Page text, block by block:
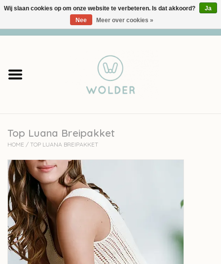
Garens
Accessoires
workshops
Cadeaubon
Solden
Over wolder
Top Luana Breipakket
HOME / TOP LUANA BREIPAKKET
Wij slaan cookies op om onze website te verbeteren. Is dat akkoord?
Ja
Nee
Meer over cookies »